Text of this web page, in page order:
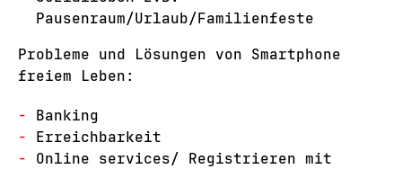
Pausenraum/Urlaub/Familienfeste
Probleme und Lösungen von Smartphone
freiem Leben:
Banking
Erreichbarkeit
Online services/ Registrieren mit